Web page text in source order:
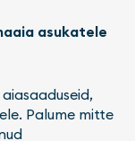
asukatele
Palume mitte